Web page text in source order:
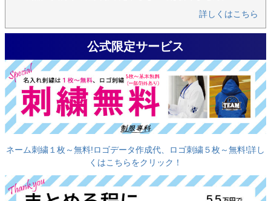
詳しくはこちら
公式限定サービス
ネーム刺繍１枚～無料!ロゴデータ作成代、ロゴ刺繍５枚～無料!詳し
くはこちらをクリック！